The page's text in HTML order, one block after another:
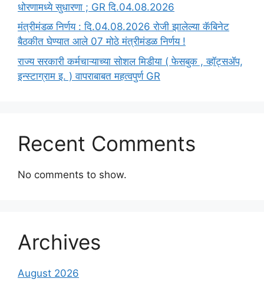
धोरणामध्ये सुधारणा ; GR दि.04.08.2026
मंत्रीमंडळ निर्णय : दि.04.08.2026 रोजी झालेल्या कॅबिनेट
बैठकीत घेण्यात आले 07 मोठे मंत्रीमंडळ निर्णय !
राज्य सरकारी कर्मचाऱ्याच्या सोशल मिडीया ( फेसबुक , व्हॉट्सॲप,
इन्स्टाग्राम इ. ) वापराबाबत महत्वपुर्ण GR
Recent Comments
No comments to show.
Archives
August 2026